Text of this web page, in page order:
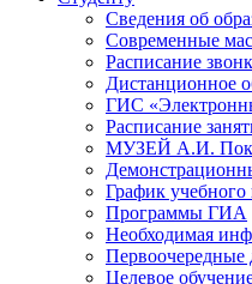
Сведения об
Современные
Расписание
Дистанционное
ГИС
Расписание
МУЗЕЙ А.И.
График учебного
Программы ГИА
Необходимая
Первоочередные
Целевое